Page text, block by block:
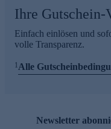
Ihre
Einfach einlösen und
volle Transparenz.
1 Alle
Newsletter